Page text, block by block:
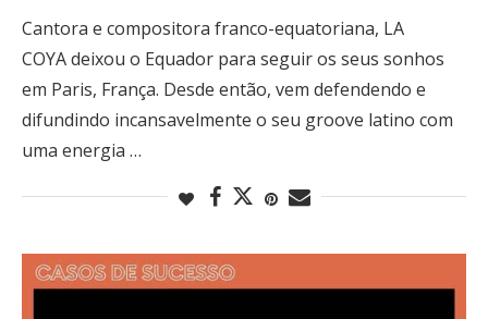
Cantora e compositora franco-equatoriana, LA
COYA deixou o Equador para seguir os seus sonhos
em Paris, França. Desde então, vem defendendo e
difundindo incansavelmente o seu groove latino com
uma energia …